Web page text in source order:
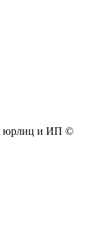
юрлиц и ИП ©